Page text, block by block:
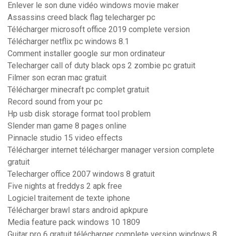
Enlever le son dune vidéo windows movie maker
Assassins creed black flag telecharger pc
Télécharger microsoft office 2019 complete version
Télécharger netflix pc windows 8.1
Comment installer google sur mon ordinateur
Telecharger call of duty black ops 2 zombie pc gratuit
Filmer son ecran mac gratuit
Télécharger minecraft pc complet gratuit
Record sound from your pc
Hp usb disk storage format tool problem
Slender man game 8 pages online
Pinnacle studio 15 video effects
Télécharger internet télécharger manager version complete
gratuit
Telecharger office 2007 windows 8 gratuit
Five nights at freddys 2 apk free
Logiciel traitement de texte iphone
Télécharger brawl stars android apkpure
Media feature pack windows 10 1809